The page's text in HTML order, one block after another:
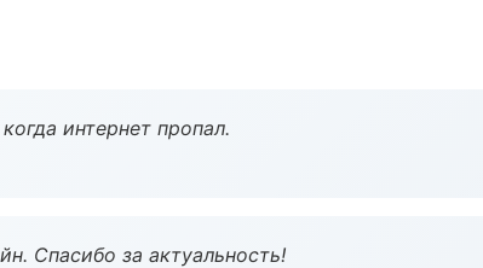
интернет пропал.
Спасибо за актуальность!